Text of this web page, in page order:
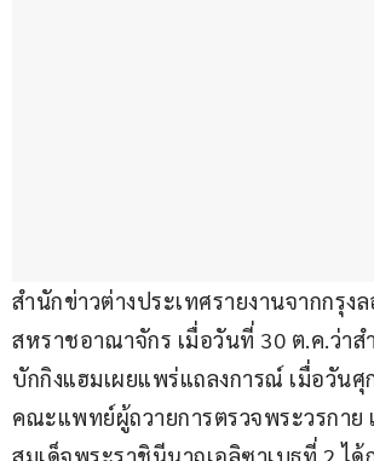
สำนักข่าวต่างประเทศรายงานจากกรุง
สหราชอาณาจักร เมื่อวันที่ 30 ต.ค.ว่าส
บักกิงแฮมเผยแพร่แถลงการณ์ เมื่อวันศุ
คณะแพทย์ผู้ถวายการตรวจพระวรกาย